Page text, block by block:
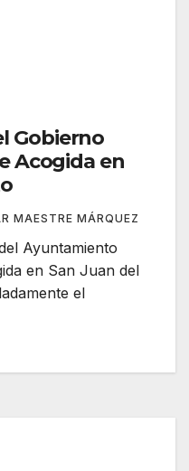
Gobierno
Acogida en
MAESTRE MÁRQUEZ
Ayuntamiento
en San Juan del
el